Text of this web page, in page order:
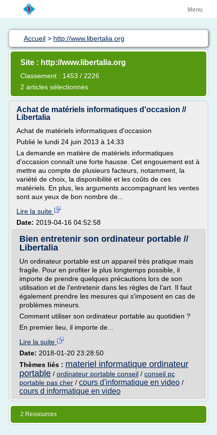
Menu
Accueil > http://www.libertalia.org
Site : http://www.libertalia.org
Classement : 1453 / 2226
2 articles sélectionnés
Achat de matériels informatiques d'occasion //
Libertalia
Achat de matériels informatiques d'occasion
Publié le lundi 24 juin 2013 à 14:33
La demande en matière de matériels informatiques
d'occasion connaît une forte hausse. Cet engouement est à
mettre au compte de plusieurs facteurs, notamment, la
variété de choix, la disponibilité et les coûts de ces
matériels. En plus, les arguments accompagnant les ventes
sont aux yeux de bon nombre de...
Lire la suite
Date: 2019-04-16 04:52:58
Bien entretenir son ordinateur portable //
Libertalia
Un ordinateur portable est un appareil très pratique mais
fragile. Pour en profiter le plus longtemps possible, il
importe de prendre quelques précautions lors de son
utilisation et de l'entretenir dans les règles de l'art. Il faut
également prendre les mesures qui s'imposent en cas de
problèmes mineurs.
Comment utiliser son ordinateur portable au quotidien ?
En premier lieu, il importe de...
Lire la suite
Date: 2018-01-20 23:28:50
Thèmes liés : materiel informatique ordinateur
portable / ordinateur portable conseil / conseil pc
portable pas cher / cours d'informatique en video /
cours d informatique en video
2 Ressources